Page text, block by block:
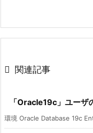
 関連記事
「Oracle19c」ユーザ
環境 Oracle Database 19c